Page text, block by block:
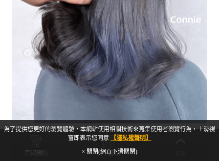
內餡染，對半染-霧感藍灰色
為了提供您更好的瀏覽體驗，本網站使用相關技術來蒐集使用者瀏覽行為，上滑視
窗即表示您同意
【隱私權聲明】
× 關閉(網頁下滑關閉)
官網預約 門市據點